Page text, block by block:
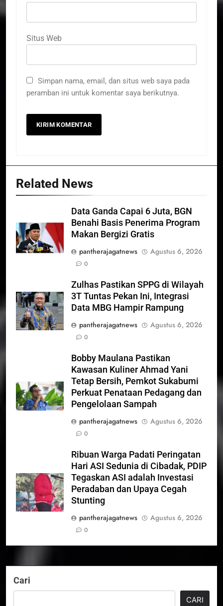
Situs Web
Simpan nama, email, dan situs web saya pada
peramban ini untuk komentar saya berikutnya.
Related News
Data Ganda Capai 6 Juta, BGN
Benahi Basis Penerima Program
Makan Bergizi Gratis
pantherajagatnews
Agustus 6, 2026
0
Zulhas Pastikan SPPG di Wilayah
3T Tuntas Pekan Ini, Integrasi
Data MBG Hampir Rampung
pantherajagatnews
Agustus 6, 2026
0
Bobby Maulana Pastikan
Kawasan Kuliner Ahmad Yani
Tetap Bersih, Pemkot Sukabumi
Perkuat Penataan Pedagang dan
Pengelolaan Sampah
pantherajagatnews
Agustus 6, 2026
0
Ribuan Warga Padati Peringatan
Hari ASI Sedunia di Cibadak, PDIP
Tegaskan ASI adalah Investasi
Peradaban dan Upaya Cegah
Stunting
pantherajagatnews
Agustus 6, 2026
0
Cari
CARI